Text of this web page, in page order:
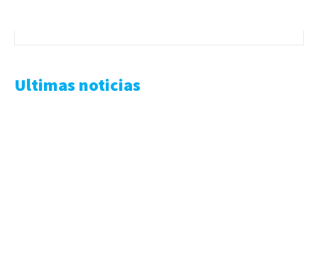
Ultimas noticias